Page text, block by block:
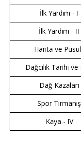
İlk Yardım - I
İlk Yardım - II
Harita ve
Dağcılık Tarihi ve
Dağ Kazaları
Spor Tırmanış
Kaya - IV